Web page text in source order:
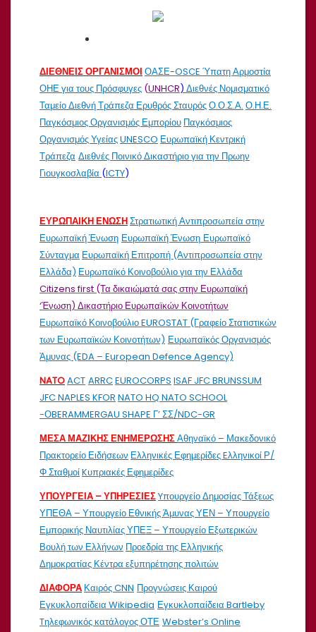
ΔΙΕΘΝΕΙΣ ΟΡΓΑΝΙΣΜΟΙ ΟΑΣΕ-OSCE Ύπατη Αρμοστία
ΟΗΕ για τους Πρόσφυγες (UNHCR) Διεθνές Νομισματικό
ΤαμείοΔιεθνή Τράπεζα Ερυθρός ΣταυρόςΟ.Ο.Σ.Α. Ο.Η.Ε.
Παγκόσμιος Οργανισμός Εμπορίου Παγκόσμιος
Οργανισμός ΥγείαςUNESCO Ευρωπαϊκή Κεντρική
Τράπεζα Διεθνές Ποινικό Δικαστήριο για την Πρωην
Γιουγκοσλαβία (ICTY)
ΕΥΡΩΠΑΙΚΗ ΕΝΩΣΗΣτρατιωτική Αντιπροσωπεία στην
Ευρωπαϊκή Ένωση Ευρωπαϊκή Ένωση Ευρωπαϊκό
Σύνταγμα Ευρωπαϊκή Επιτροπή (Αντιπροσωπεία στην
Ελλάδα) Ευρωπαϊκό Κοινοβούλιο για την Ελλάδα
Citizens first (Τα δικαιώματά σας στην Ευρωπαϊκή
‘Ένωση) Δικαστήριο Ευρωπαϊκών Κοινοτήτων
Ευρωπαϊκό ΚοινοβούλιοEUROSTAT (Γραφείο Στατιστικών
των Ευρωπαϊκών Κοινοτήτων) Ευρωπαϊκός Οργανισμός
Άμυνας (EDA – European Defence Agency)
NATOACT ARRCEUROCORPS ISAF JFC BRUNSSUM
JFC NAPLES KFOR NATO HQ NATO SCHOOL
-ΟBERAMMERGAU SHAPE Γ’ ΣΣ/NDC-GR
ΜΕΣΑ ΜΑΖΙΚΗΣ ΕΝΗΜΕΡΩΣΗΣΑθηναϊκό – Μακεδονικό
Πρακτορείο Ειδήσεων Ελληνικές ΕφημερίδεςEλληνικοί Ρ/
Φ ΣταθμοίKυπριακές Εφημερίδες
ΥΠΟΥΡΓΕΙΑ – ΥΠΗΡΕΣΙΕΣYπουργείο Δημοσίας Τάξεως
ΥΠΕΘΑ – Υπουργείο Εθνικής ΆμυναςΥΕΝ – Υπουργείο
Εμπορικής ΝαυτιλίαςΥΠΕΞ – Υπουργείο Εξωτερικών
Βουλή των Ελλήνων Προεδρία της Ελληνικής
Δημοκρατίας Κέντρα εξυπηρέτησης πολιτών
ΔΙΑΦΟΡΑ Καιρός CNN Προγνώσεις Καιρού
Εγκυκλοπαίδεια Wikipedia Εγκυκλοπαίδεια Bartleby
Tηλεφωνικός κατάλογος ΟΤΕ Webster’s Online